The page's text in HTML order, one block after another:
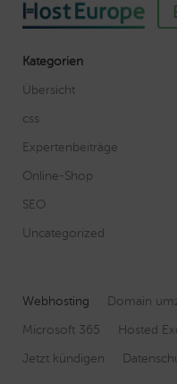
Kategorien
Übersicht
css
Expertenbeiträge
Online-Shop
SEO
Uncategorized
Webhosting Domain
Microsoft 365
Hosted
Jetzt kündigen